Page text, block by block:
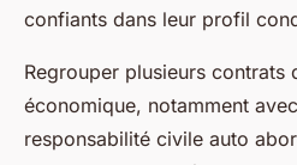
confiants dans leur profil
Regrouper plusieurs contrats
économique, notamment
responsabilité civile auto